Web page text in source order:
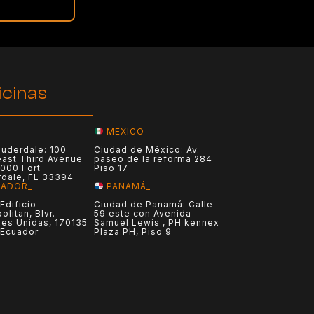
100
Third Avenue
Fort
FL 33394
MEXICO_
Ciudad de México: Av.
paseo de la reforma 284
Piso 17
Blvr.
Unidas, 170135
PANAMÁ_
Ciudad de Panamá: Calle
59 este con Avenida
Samuel Lewis , PH kennex
Plaza PH, Piso 9